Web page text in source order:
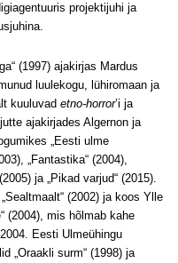
projektijuhi ja
(1997) ajakirjas Mardus
luulekogu, lühiromaan ja
kuuluvad etno-horror’i ja
ajakirjades Algernon ja
„Eesti ulme
„Fantastika“ (2004),
ja „Pikad varjud“ (2015).
(2002) ja koos Ylle
(2004), mis hõlmab kahe
Eesti Ulmeühingu
„Oraakli surm“ (1998) ja